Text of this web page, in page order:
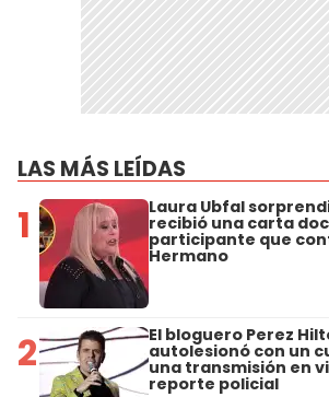
LAS MÁS LEÍDAS
1 Laura Ubfal
recibió una carta
participante que
Hermano
2 El bloguero Perez
autolesionó con un
una transmisión en
reporte policial